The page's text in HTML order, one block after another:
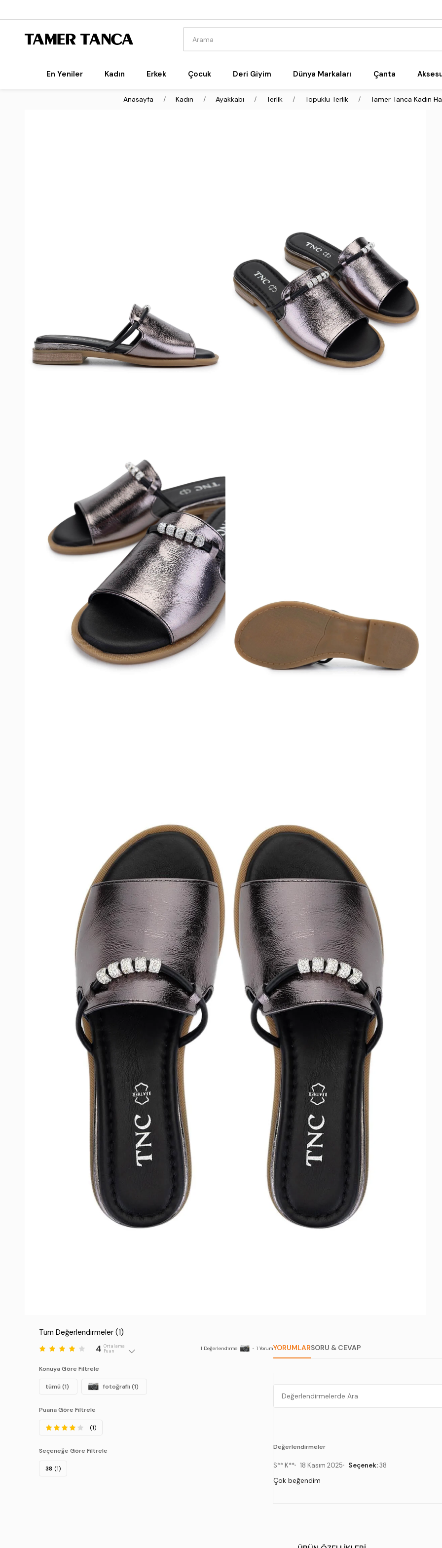
En Yeniler Kadın Erkek Çocuk Deri Giyim Dünya Markaları Çanta
Anasayfa Kadın Ayakkabı Terlik Topuklu Terlik Tamer Tanca Kadın
Tüm Değerlendirmeler (1)
4 Ortalama
Puan
1 Değerlendirme • 1 Yorum
Konuya Göre Filtrele
tümü (1) fotoğraflı (1)
Puana Göre Filtrele
(1)
Seçeneğe Göre Filtrele
38 (1)
YORUMLARSORU & CEVAP
Değerlendirmeler
S** K** 18 Kasım 2025 Seçenek:38
Çok beğendim